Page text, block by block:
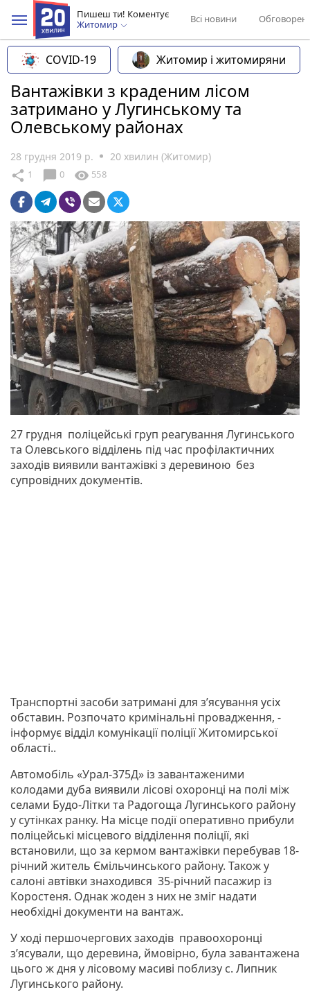
Пишеш ти! Коментує
Житомир
Всі новини
COVID-19 Житомир і житомиряни
Вантажівки з краденим лісом
затримано у Лугинському та
Олевському районах
28 грудня 2019 р. 20 хвилин (Житомир)
share 1 chat_bubble 0 visibility 558
27 грудня поліцейські груп реагування Лугинського
та Олевського відділень під час профілактичних
заходів виявили вантажівкі з деревиною без
супровідних документів.
Транспортні засоби затримані для з’ясування усіх
обставин. Розпочато кримінальні провадження, -
інформує відділ комунікації поліції Житомирської
області..
Автомобіль «Урал-375Д» із завантаженими
колодами дуба виявили лісові охоронці на полі між
селами Будо-Літки та Радогоща Лугинського району
у сутінках ранку. На місце події оперативно прибули
поліцейські місцевого відділення поліції, які
встановили, що за кермом вантажівки перебував 18-
річний житель Ємільчинського району. Також у
салоні автівки знаходився 35-річний пасажир із
Коростеня. Однак жоден з них не зміг надати
необхідні документи на вантаж.
У ході першочергових заходів правоохоронці
з’ясували, що деревина, ймовірно, була завантажена
цього ж дня у лісовому масиві поблизу с. Липник
Лугинського району.